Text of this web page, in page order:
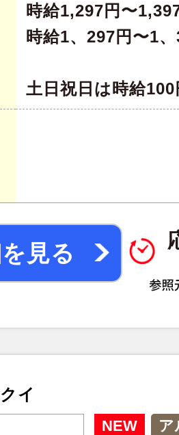
時給1,297円〜
時給1、297円〜1
土日祝日は時給
見る
イ
NEW ア